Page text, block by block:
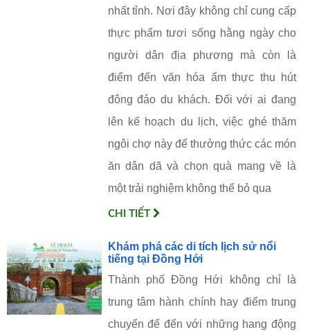
nhất tỉnh. Nơi đây không chỉ cung cấp
thực phẩm tươi sống hằng ngày cho
người dân địa phương mà còn là
điểm đến văn hóa ẩm thực thu hút
đông đảo du khách. Đối với ai đang
lên kế hoạch du lịch, việc ghé thăm
ngôi chợ này để thưởng thức các món
ăn dân dã và chọn quà mang về là
một trải nghiệm không thể bỏ qua
CHI TIẾT
Khám phá các di tích lịch sử nổi
tiếng tại Đồng Hới
Thành phố Đồng Hới không chỉ là
trung tâm hành chính hay điểm trung
chuyển để đến với những hang động